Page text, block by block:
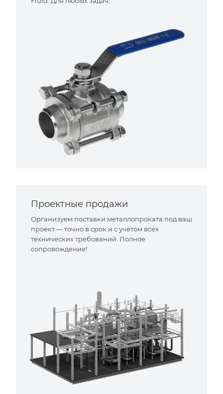
Проектные продажи
Организуем поставки металлопроката под ваш
проект — точно в срок и с учётом всех
технических требований. Полное
сопровождение!